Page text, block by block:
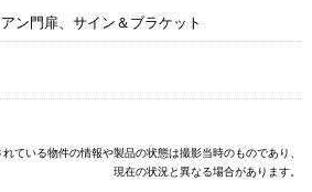
ン門扉、サイン＆ブラケット
ている物件の情報や製品の状態は撮影当時のものであり、
現在の状況と異なる場合があります。